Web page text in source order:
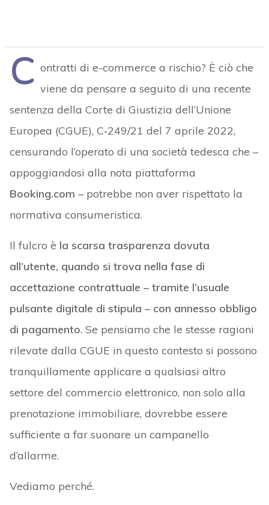
C ontratti di e-commerce a rischio? È ciò che
viene da pensare a seguito di una recente
sentenza della Corte di Giustizia dell’Unione
Europea (CGUE), C‑249/21 del 7 aprile 2022,
censurando l’operato di una società tedesca che –
appoggiandosi alla nota piattaforma
Booking.com – potrebbe non aver rispettato la
normativa consumeristica.
Il fulcro è la scarsa trasparenza dovuta
all’utente, quando si trova nella fase di
accettazione contrattuale – tramite l’usuale
pulsante digitale di stipula – con annesso obbligo
di pagamento. Se pensiamo che le stesse ragioni
rilevate dalla CGUE in questo contesto si possono
tranquillamente applicare a qualsiasi altro
settore del commercio elettronico, non solo alla
prenotazione immobiliare, dovrebbe essere
sufficiente a far suonare un campanello
d’allarme.
Vediamo perché.